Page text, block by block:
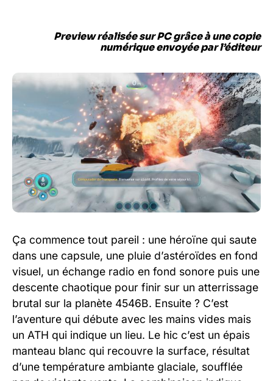
Preview réalisée sur PC grâce à une copie
numérique envoyée par l’éditeur
Ça commence tout pareil : une héroïne qui saute
dans une capsule, une pluie d’astéroïdes en fond
visuel, un échange radio en fond sonore puis une
descente chaotique pour finir sur un atterrissage
brutal sur la planète 4546B. Ensuite ? C’est
l’aventure qui débute avec les mains vides mais
un ATH qui indique un lieu. Le hic c’est un épais
manteau blanc qui recouvre la surface, résultat
d’une température ambiante glaciale, soufflée